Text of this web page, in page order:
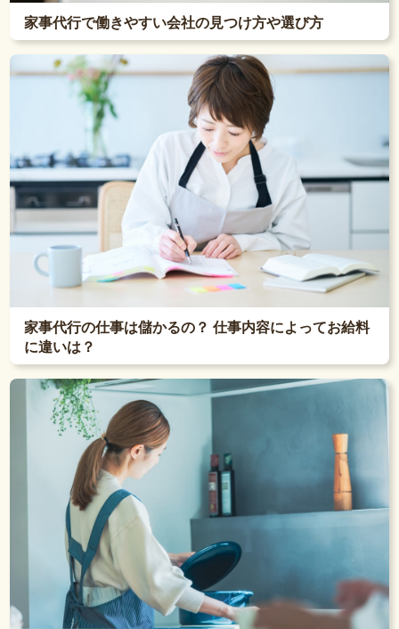
家事代行で働きやすい会社の見つけ方や選び方
家事代行の仕事は儲かるの？ 仕事内容によってお給料
に違いは？